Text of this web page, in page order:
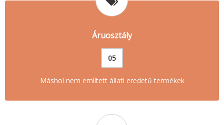
Áruosztály
05
Máshol nem említett állati eredetű termékek